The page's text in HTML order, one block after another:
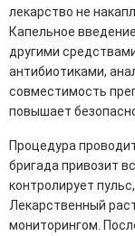
лекарство не
Капельное
другими
антибиотиками,
совместимость
повышает
Процедура
бригада привозит
контролирует
Лекарственный
мониторингом.